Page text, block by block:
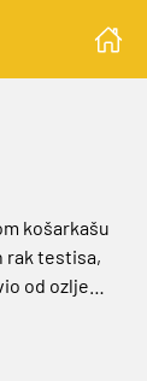
košarkašu
rak testisa,
od ozljede